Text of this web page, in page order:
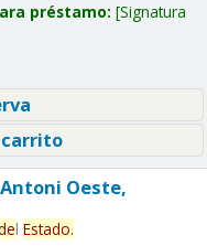
préstamo: Signatura
Oeste,
l Estado.